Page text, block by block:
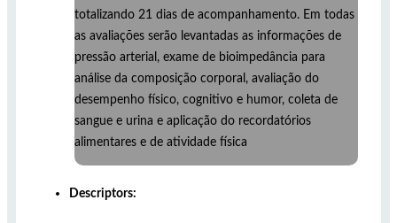
totalizando 21 dias de acompanhamento. Em todas
as avaliações serão levantadas as informações de
pressão arterial, exame de bioimpedância para
análise da composição corporal, avaliação do
desempenho físico, cognitivo e humor, coleta de
sangue e urina e aplicação do recordatórios
alimentares e de atividade física
Descriptors: